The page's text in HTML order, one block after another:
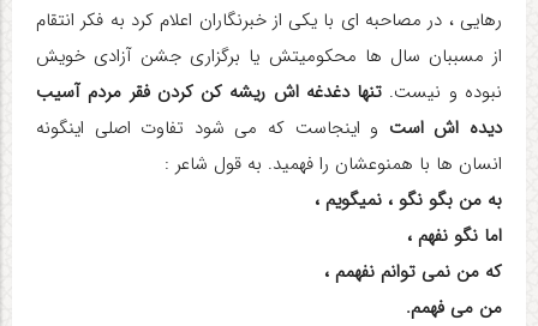
رهایی ، در مصاحبه ای با یکی از خبرنگاران اعلام کرد به فکر انتقام
از مسببان سال ها محکومیتش یا برگزاری جشن آزادی خویش
نبوده و نیست. تنها دغدغه اش ریشه کن کردن فقر مردم آسیب
دیده اش است و اینجاست که می شود تفاوت اصلی اینگونه
انسان ها با همنوعشان را فهمید. به قول شاعر :
به من بگو نگو ، نمیگویم ،
اما نگو نفهم ،
که من نمی توانم نفهمم ،
من می فهمم.